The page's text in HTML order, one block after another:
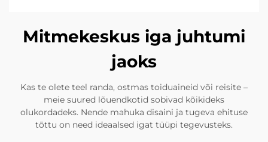
Mitmekeskus iga juhtumi
jaoks
Kas te olete teel randa, ostmas toiduaineid või reisite –
meie suured lõuendkotid sobivad kõikideks
olukordadeks. Nende mahuka disaini ja tugeva ehituse
tõttu on need ideaalsed igat tüüpi tegevusteks.